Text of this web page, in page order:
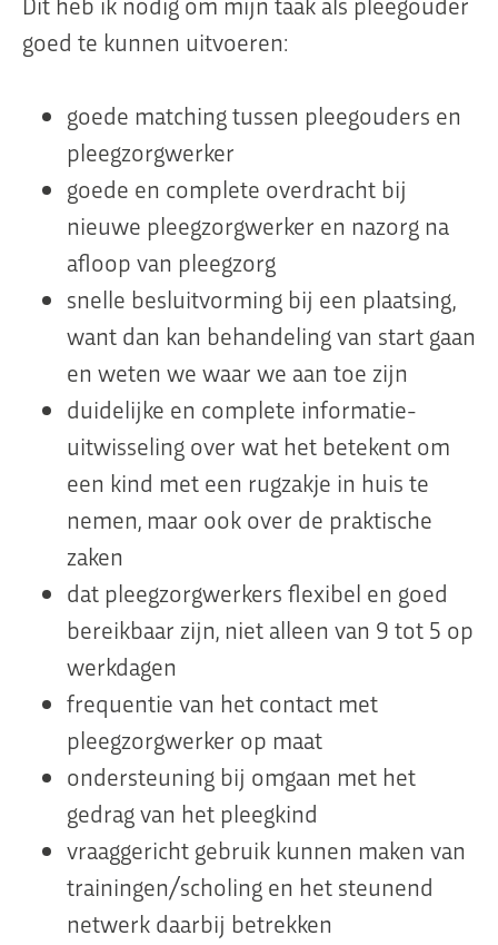
goed te kunnen uitvoeren:
goede matching tussen pleegouders en
pleegzorgwerker
goede en complete overdracht bij
nieuwe pleegzorgwerker en nazorg na
afloop van pleegzorg
snelle besluitvorming bij een plaatsing,
want dan kan behandeling van start gaan
en weten we waar we aan toe zijn
duidelijke en complete informatie-
uitwisseling over wat het betekent om
een kind met een rugzakje in huis te
nemen, maar ook over de praktische
zaken
dat pleegzorgwerkers flexibel en goed
bereikbaar zijn, niet alleen van 9 tot 5 op
werkdagen
frequentie van het contact met
pleegzorgwerker op maat
ondersteuning bij omgaan met het
gedrag van het pleegkind
vraaggericht gebruik kunnen maken van
trainingen/scholing en het steunend
netwerk daarbij betrekken